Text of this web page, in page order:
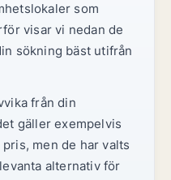
som
visar vi nedan de
sökning bäst utifrån
från din
gäller exempelvis
men de har valts
alternativ för